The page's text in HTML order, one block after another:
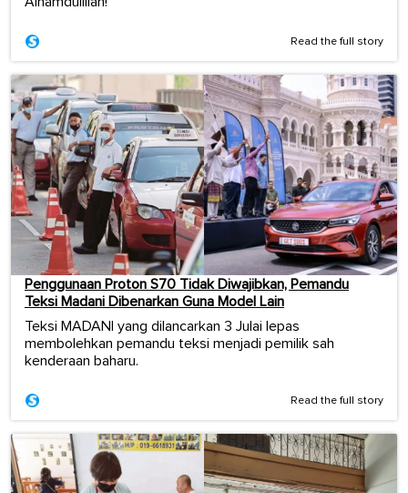
Read the full story
Penggunaan Proton S70 Tidak Diwajibkan, Pemandu
Teksi Madani Dibenarkan Guna Model Lain
Teksi MADANI yang dilancarkan 3 Julai lepas
membolehkan pemandu teksi menjadi pemilik sah
kenderaan baharu.
Read the full story